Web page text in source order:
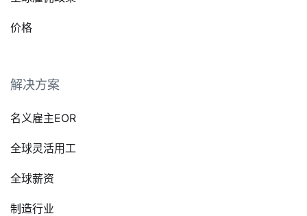
价格
解决方案
名义雇主EOR
全球灵活用工
全球薪资
制造行业